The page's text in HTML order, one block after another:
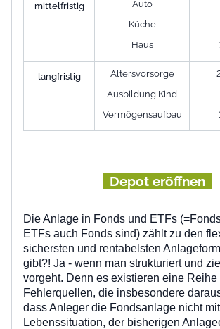
mittelfristig
Auto
Küche
Haus
langfristig
Altersvorsorge
Ausbildung Kind
Vermögensaufbau
Depot eröffnen
Die Anlage in Fonds und ETFs
ETFs auch Fonds sind) zählt zu den
sichersten und rentabelsten
gibt?! Ja - wenn man strukturiert und
vorgeht. Denn es existieren eine Reihe
Fehlerquellen, die insbesondere
dass Anleger die Fondsanlage nicht
Lebenssituation, der bisherigen